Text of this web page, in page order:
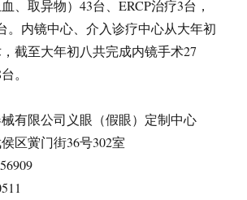
、取异物）43台、ERCP治疗3台，
。内镜中心、介入诊疗中心从大年初
截至大年初八共完成内镜手术27
。
有限公司义眼（假眼）定制中心
区黉门街36号302室